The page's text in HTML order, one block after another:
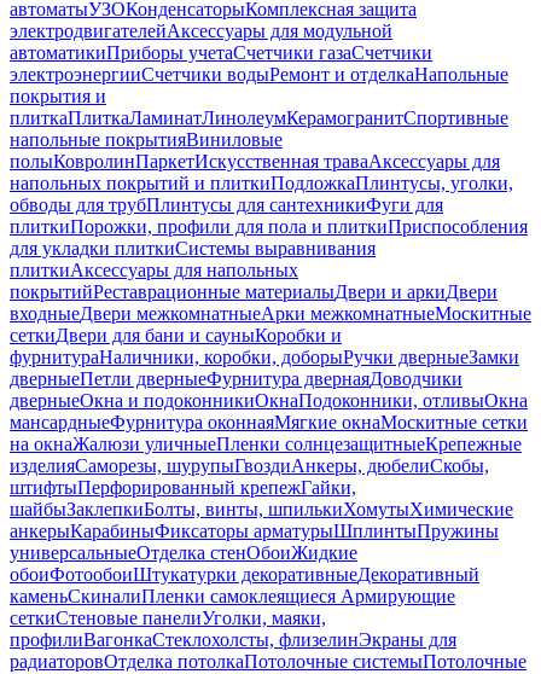
автоматыУЗОКонденсаторыКомплексная защита
электродвигателейАксессуары для модульной
автоматикиПриборы учетаСчетчики газаСчетчики
электроэнергииСчетчики водыРемонт и отделкаНапольные
покрытия и
плиткаПлиткаЛаминатЛинолеумКерамогранитСпортивные
напольные покрытияВиниловые
полыКовролинПаркетИскусственная траваАксессуары для
напольных покрытий и плиткиПодложкаПлинтусы, уголки,
обводы для трубПлинтусы для сантехникиФуги для
плиткиПорожки, профили для пола и плиткиПриспособления
для укладки плиткиСистемы выравнивания
плиткиАксессуары для напольных
покрытийРеставрационные материалыДвери и аркиДвери
входныеДвери межкомнатныеАрки межкомнатныеМоскитные
сеткиДвери для бани и сауныКоробки и
фурнитураНаличники, коробки, доборыРучки дверныеЗамки
дверныеПетли дверныеФурнитура двернаяДоводчики
дверныеОкна и подоконникиОкнаПодоконники, отливыОкна
мансардныеФурнитура оконнаяМягкие окнаМоскитные сетки
на окнаЖалюзи уличныеПленки солнцезащитныеКрепежные
изделияСаморезы, шурупыГвоздиАнкеры, дюбелиСкобы,
штифтыПерфорированный крепежГайки,
шайбыЗаклепкиБолты, винты, шпилькиХомутыХимические
анкерыКарабиныФиксаторы арматурыШплинтыПружины
универсальныеОтделка стенОбоиЖидкие
обоиФотообоиШтукатурки декоративныеДекоративный
каменьСкиналиПленки самоклеящиеся Армирующие
сеткиСтеновые панелиУголки, маяки,
профилиВагонкаСтеклохолсты, флизелинЭкраны для
радиаторовОтделка потолкаПотолочные системыПотолочные